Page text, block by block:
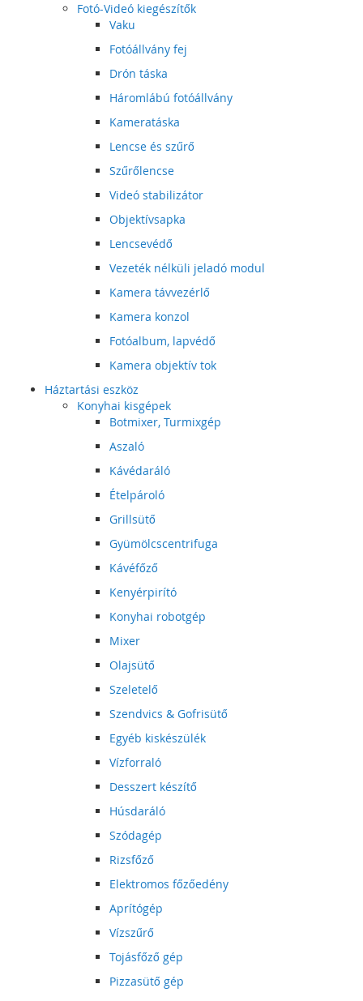
Fotó-Videó kiegészítők
Vaku
Fotóállvány fej
Drón táska
Háromlábú fotóállvány
Kameratáska
Lencse és szűrő
Szűrőlencse
Videó stabilizátor
Objektívsapka
Lencsevédő
Vezeték nélküli jeladó modul
Kamera távvezérlő
Kamera konzol
Fotóalbum, lapvédő
Kamera objektív tok
Háztartási eszköz
Konyhai kisgépek
Botmixer, Turmixgép
Aszaló
Kávédaráló
Ételpároló
Grillsütő
Gyümölcscentrifuga
Kávéfőző
Kenyérpirító
Konyhai robotgép
Mixer
Olajsütő
Szeletelő
Szendvics & Gofrisütő
Egyéb kiskészülék
Vízforraló
Desszert készítő
Húsdaráló
Szódagép
Rizsfőző
Elektromos főzőedény
Aprítógép
Vízszűrő
Tojásfőző gép
Pizzasütő gép